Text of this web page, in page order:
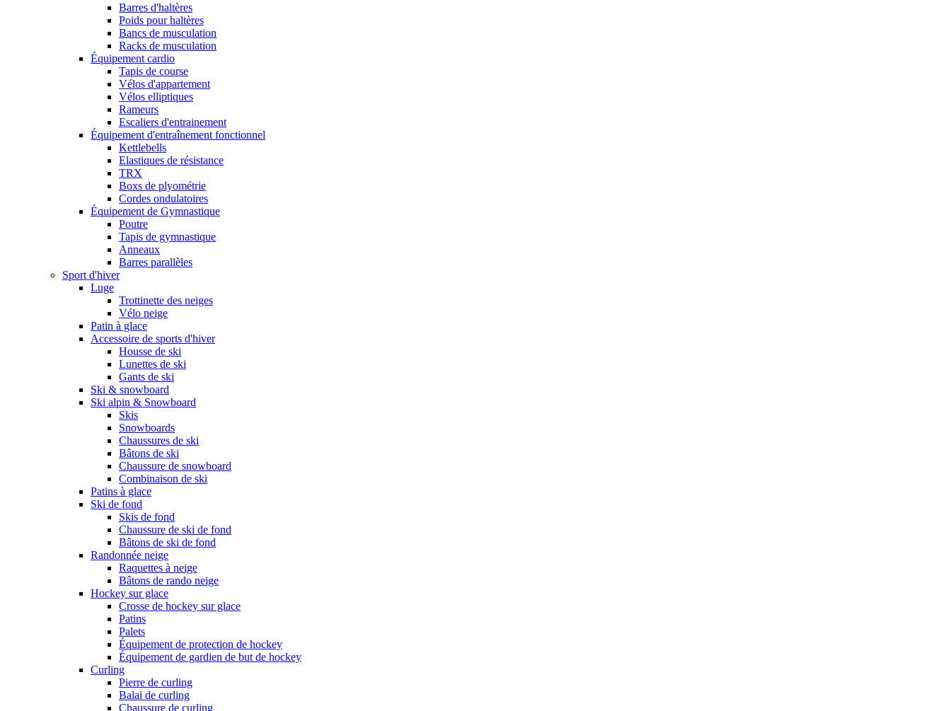
Barres d'haltères
Poids pour haltères
Bancs de musculation
Racks de musculation
Équipement cardio
Tapis de course
Vélos d'appartement
Vélos elliptiques
Rameurs
Escaliers d'entrainement
Équipement d'entraînement fonctionnel
Kettlebells
Elastiques de résistance
TRX
Boxs de plyométrie
Cordes ondulatoires
Équipement de Gymnastique
Poutre
Tapis de gymnastique
Anneaux
Barres parallèles
Sport d'hiver
Luge
Trottinette des neiges
Vélo neige
Patin à glace
Accessoire de sports d'hiver
Housse de ski
Lunettes de ski
Gants de ski
Ski & snowboard
Ski alpin & Snowboard
Skis
Snowboards
Chaussures de ski
Bâtons de ski
Chaussure de snowboard
Combinaison de ski
Patins à glace
Ski de fond
Skis de fond
Chaussure de ski de fond
Bâtons de ski de fond
Randonnée neige
Raquettes à neige
Bâtons de rando neige
Hockey sur glace
Crosse de hockey sur glace
Patins
Palets
Équipement de protection de hockey
Équipement de gardien de but de hockey
Curling
Pierre de curling
Balai de curling
Chaussure de curling